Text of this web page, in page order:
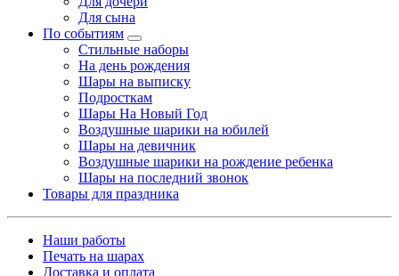
Для сына
По событиям
Стильные наборы
На день рождения
Шары на выписку
Подросткам
Шары На Новый Год
Воздушные шарики на юбилей
Шары на девичник
Воздушные шарики на рождение ребенка
Шары на последний звонок
Товары для праздника
Наши работы
Печать на шарах
Доставка и оплата